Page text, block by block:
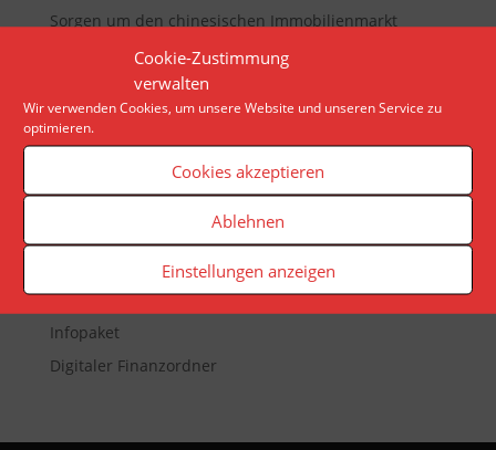
Cookie-Zustimmung
verwalten
Wir verwenden Cookies, um unsere Website und unseren Service zu
optimieren.
Cookies akzeptieren
Ablehnen
Einstellungen anzeigen
Sorgen um den chinesischen Immobilienmarkt
verunsichern Anleger weltweit. Mehrere mittelgroße
Unternehmen sorgen mit Quartalszahlen für
Veranstaltungen
App
Infopaket
Digitaler Finanzordner